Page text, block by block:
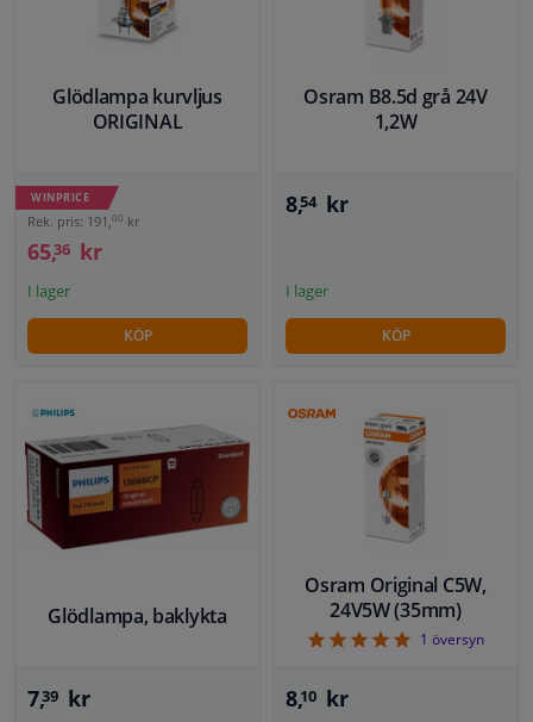
Glödlampa kurvljus
ORIGINAL
WINPRICE
Rek. pris: 191,00 kr
65,36 kr
I lager
KÖP
Osram B8.5d grå 24V
1,2W
8,54 kr
I lager
KÖP
Glödlampa, baklykta
7,39 kr
Osram Original C5W,
24V5W (35mm)
51 översyn
8,10 kr